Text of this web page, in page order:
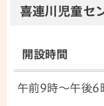
喜連川児童セ
開設時間
午前9時～午後6